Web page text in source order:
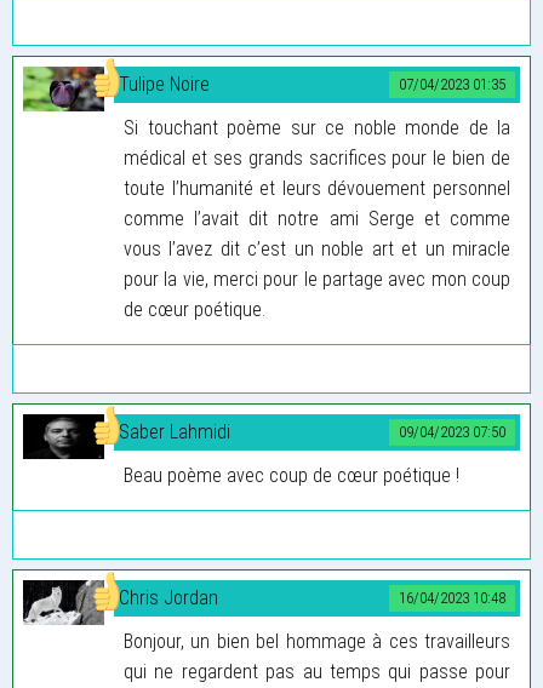
07/04/2023 01:35
Tulipe Noire
Si touchant poème sur ce noble monde de la
médical et ses grands sacrifices pour le bien de
toute l’humanité et leurs dévouement personnel
comme l’avait dit notre ami Serge et comme
vous l’avez dit c’est un noble art et un miracle
pour la vie, merci pour le partage avec mon coup
de cœur poétique.
09/04/2023 07:50
Saber Lahmidi
Beau poème avec coup de cœur poétique !
16/04/2023 10:48
Chris Jordan
Bonjour, un bien bel hommage à ces travailleurs
qui ne regardent pas au temps qui passe pour